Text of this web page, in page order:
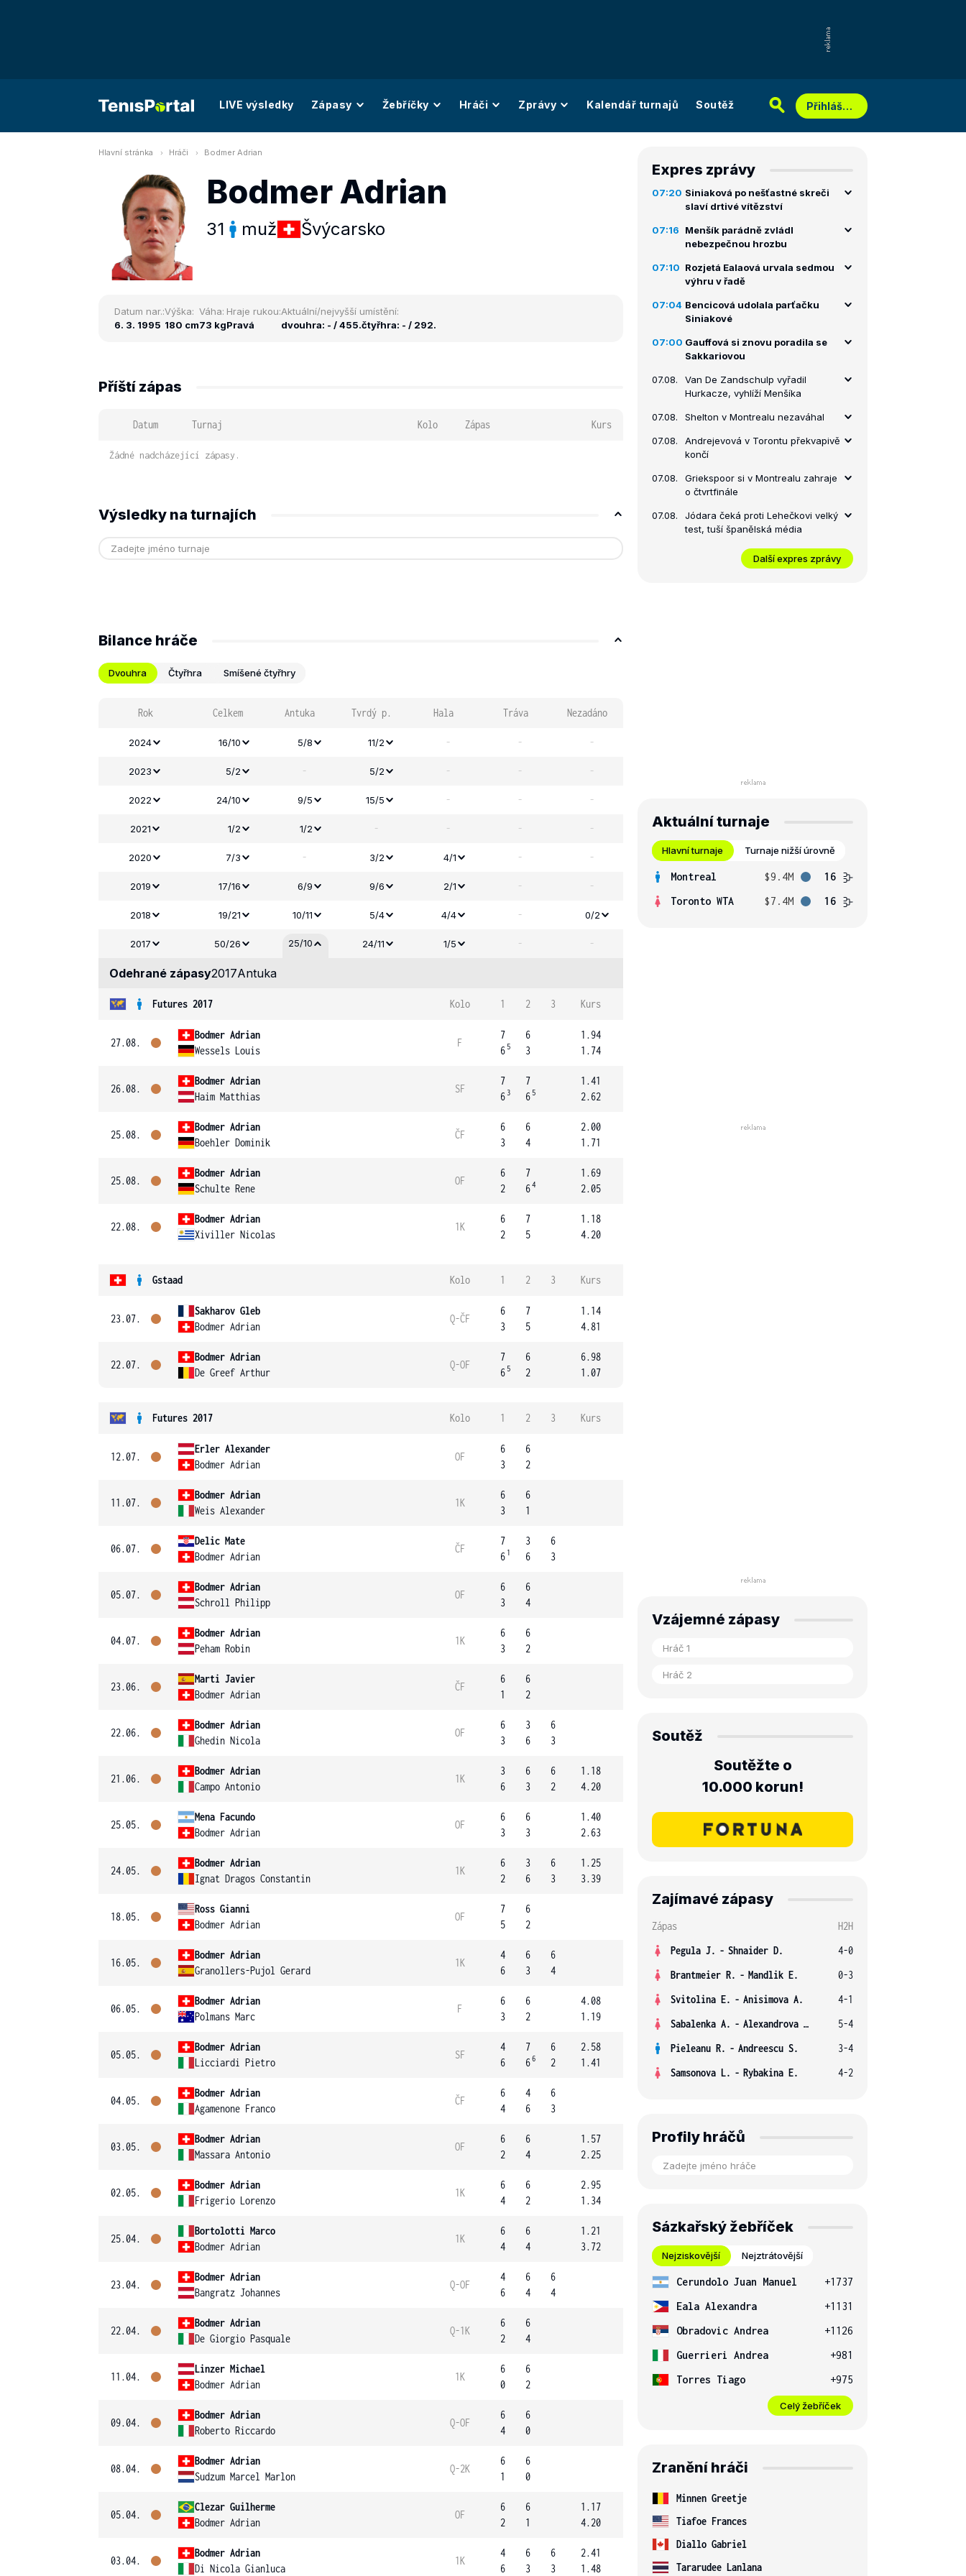
LIVE výsledky Zápasy Žebříčky Hráči Zprávy Kalendář turnajů Soutěž Přihlášení
Hlavní stránka Hráči Bodmer Adrian
Bodmer Adrian
31 muž Švýcarsko
Datum nar.:
6. 3. 1995
Výška:
180 cm
Váha:
73 kg
Hraje rukou:
Pravá
Aktuální/nejvyšší umístění:
dvouhra: - / 455.čtyřhra: - / 292.
Příští zápas
Datum Turnaj Kolo Zápas Kurs
Žádné nadcházející zápasy.
Výsledky na turnajích
Bilance hráče
Dvouhra Čtyřhra Smíšené čtyřhry
Rok Celkem Antuka Tvrdý p. Hala Tráva Nezadáno
2024 16/10 5/8 11/2 - - -
2023 5/2 - 5/2 - - -
2022 24/10 9/5 15/5 - - -
2021 1/2 1/2 - - - -
2020 7/3 - 3/2 4/1 - -
2019 17/16 6/9 9/6 2/1 - -
2018 19/21 10/11 5/4 4/4 - 0/2
2017 50/26 25/10 24/11 1/5 - -
Odehrané zápasy2017Antuka
Futures 2017 Kolo 1 2 3 Kurs
27.08.
Bodmer Adrian
Wessels Louis
F
7
6 5
6
3
1.94
1.74
26.08.
Bodmer Adrian
Haim Matthias
SF
7
6 3
7
6 5
1.41
2.62
25.08.
Bodmer Adrian
Boehler Dominik
ČF
6
3
6
4
2.00
1.71
25.08.
Bodmer Adrian
Schulte Rene
OF
6
2
7
64
1.69
2.05
22.08.
Bodmer Adrian
Xiviller Nicolas
1K
6
2
7
5
1.18
4.20
Gstaad Kolo 1 2 3 Kurs
23.07.
Sakharov Gleb
Bodmer Adrian
Q-ČF
6
3
7
5
1.14
4.81
22.07.
Bodmer Adrian
De Greef Arthur
Q-OF
7
6 5
6
2
6.98
1.07
Futures 2017 Kolo 1 2 3 Kurs
12.07.
Erler Alexander
Bodmer Adrian
OF
6
3
6
2
11.07.
Bodmer Adrian
Weis Alexander
1K
6
3
6
1
06.07.
Delic Mate
Bodmer Adrian
ČF
7
6 1
3
6
6
3
05.07.
Bodmer Adrian
Schroll Philipp
OF
6
3
6
4
04.07.
Bodmer Adrian
Peham Robin
1K
6
3
6
2
23.06.
Marti Javier
Bodmer Adrian
ČF
6
1
6
2
22.06.
Bodmer Adrian
Ghedin Nicola
OF
6
3
3
6
6
3
21.06.
Bodmer Adrian
Campo Antonio
1K
3
6
6
3
6
2
1.18
4.20
25.05.
Mena Facundo
Bodmer Adrian
OF
6
3
6
3
1.40
2.63
24.05.
Bodmer Adrian
Ignat Dragos Constantin
1K
6
2
3
6
6
3
1.25
3.39
18.05.
Ross Gianni
Bodmer Adrian
OF
7
5
6
2
16.05.
Bodmer Adrian
Granollers-Pujol Gerard
1K
4
6
6
3
6
4
06.05.
Bodmer Adrian
Polmans Marc
F
6
3
6
2
4.08
1.19
05.05.
Bodmer Adrian
Licciardi Pietro
SF
4
6
7
66
6
2
2.58
1.41
04.05.
Bodmer Adrian
Agamenone Franco
ČF
6
4
4
6
6
3
03.05.
Bodmer Adrian
Massara Antonio
OF
6
2
6
4
1.57
2.25
02.05.
Bodmer Adrian
Frigerio Lorenzo
1K
6
4
6
2
2.95
1.34
25.04.
Bortolotti Marco
Bodmer Adrian
1K
6
4
6
4
1.21
3.72
23.04.
Bodmer Adrian
Bangratz Johannes
Q-OF
4
6
6
4
6
4
22.04.
Bodmer Adrian
De Giorgio Pasquale
Q-1K
6
2
6
4
11.04.
Linzer Michael
Bodmer Adrian
1K
6
0
6
2
09.04.
Bodmer Adrian
Roberto Riccardo
Q-OF
6
4
6
0
08.04.
Bodmer Adrian
Sudzum Marcel Marlon
Q-2K
6
1
6
0
05.04.
Clezar Guilherme
Bodmer Adrian
OF
6
2
6
1
1.17
4.20
03.04.
Bodmer Adrian
Di Nicola Gianluca
1K
4
6
6
3
6
3
2.41
1.48
Expres zprávy
07:20 Siniaková po nešťastné skreči
slaví drtivé vítězství
07:16
Menšík parádně zvládl
nebezpečnou hrozbu
07:10 Rozjetá Ealaová urvala sedmou
výhru v řadě
07:04 Bencicová udolala parťačku
Siniakové
07:00 Gauffová si znovu poradila se
Sakkariovou
07.08.
Van De Zandschulp vyřadil
Hurkacze, vyhlíží Menšíka
07.08. Shelton v Montrealu nezaváhal
07.08.
Andrejevová v Torontu překvapivě
končí
07.08.
Griekspoor si v Montrealu zahraje
o čtvrtfinále
07.08.
Jódara čeká proti Lehečkovi velký
test, tuší španělská média
Další expres zprávy
Aktuální turnaje
Hlavní turnaje Turnaje nižší úrovně
Montreal $9.4M
16
Toronto WTA
$7.4M 16
Vzájemné zápasy
Soutěž
Soutěžte o
10.000 korun!
Zajímavé zápasy
Zápas
H2H
Pegula J. - Shnaider D.
4-0
Brantmeier R. - Mandlik E.
0-3
Svitolina E. - Anisimova A.
4-1
Sabalenka A. - Alexandrova E.
5-4
Pieleanu R. - Andreescu S.
3-4
Samsonova L. - Rybakina E. 4-2
Profily hráčů
Sázkařský žebříček
Nejziskovější Nejztrátovější
Cerundolo Juan Manuel
+1737
Eala Alexandra
+1131
Obradovic Andrea
+1126
Guerrieri Andrea
+981
Torres Tiago
+975
Celý žebříček
Zranění hráči
Minnen Greetje
Tiafoe Frances
Diallo Gabriel
Tararudee Lanlana